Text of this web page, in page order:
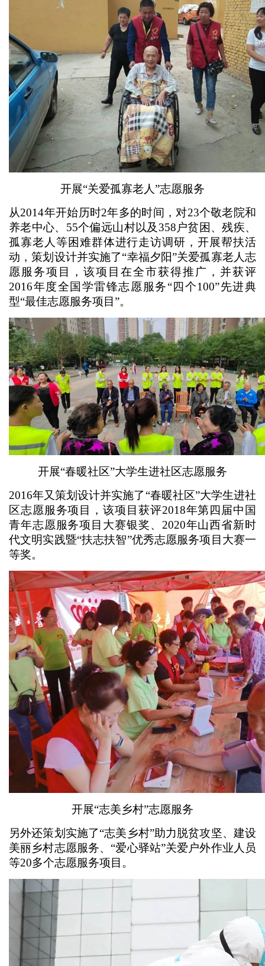
开展“关爱孤寡老人”志愿服务
从2014年开始历时2年多的时间，对23个敬老院和
养老中心、55个偏远山村以及358户贫困、残疾、
孤寡老人等困难群体进行走访调研，开展帮扶活
动，策划设计并实施了“幸福夕阳”关爱孤寡老人志
愿服务项目，该项目在全市获得推广，并获评
2016年度全国学雷锋志愿服务“四个100”先进典
型“最佳志愿服务项目”。
开展“春暖社区”大学生进社区志愿服务
2016年又策划设计并实施了“春暖社区”大学生进社
区志愿服务项目，该项目获评2018年第四届中国
青年志愿服务项目大赛银奖、2020年山西省新时
代文明实践暨“扶志扶智”优秀志愿服务项目大赛一
等奖。
开展“志美乡村”志愿服务
另外还策划实施了“志美乡村”助力脱贫攻坚、建设
美丽乡村志愿服务、“爱心驿站”关爱户外作业人员
等20多个志愿服务项目。